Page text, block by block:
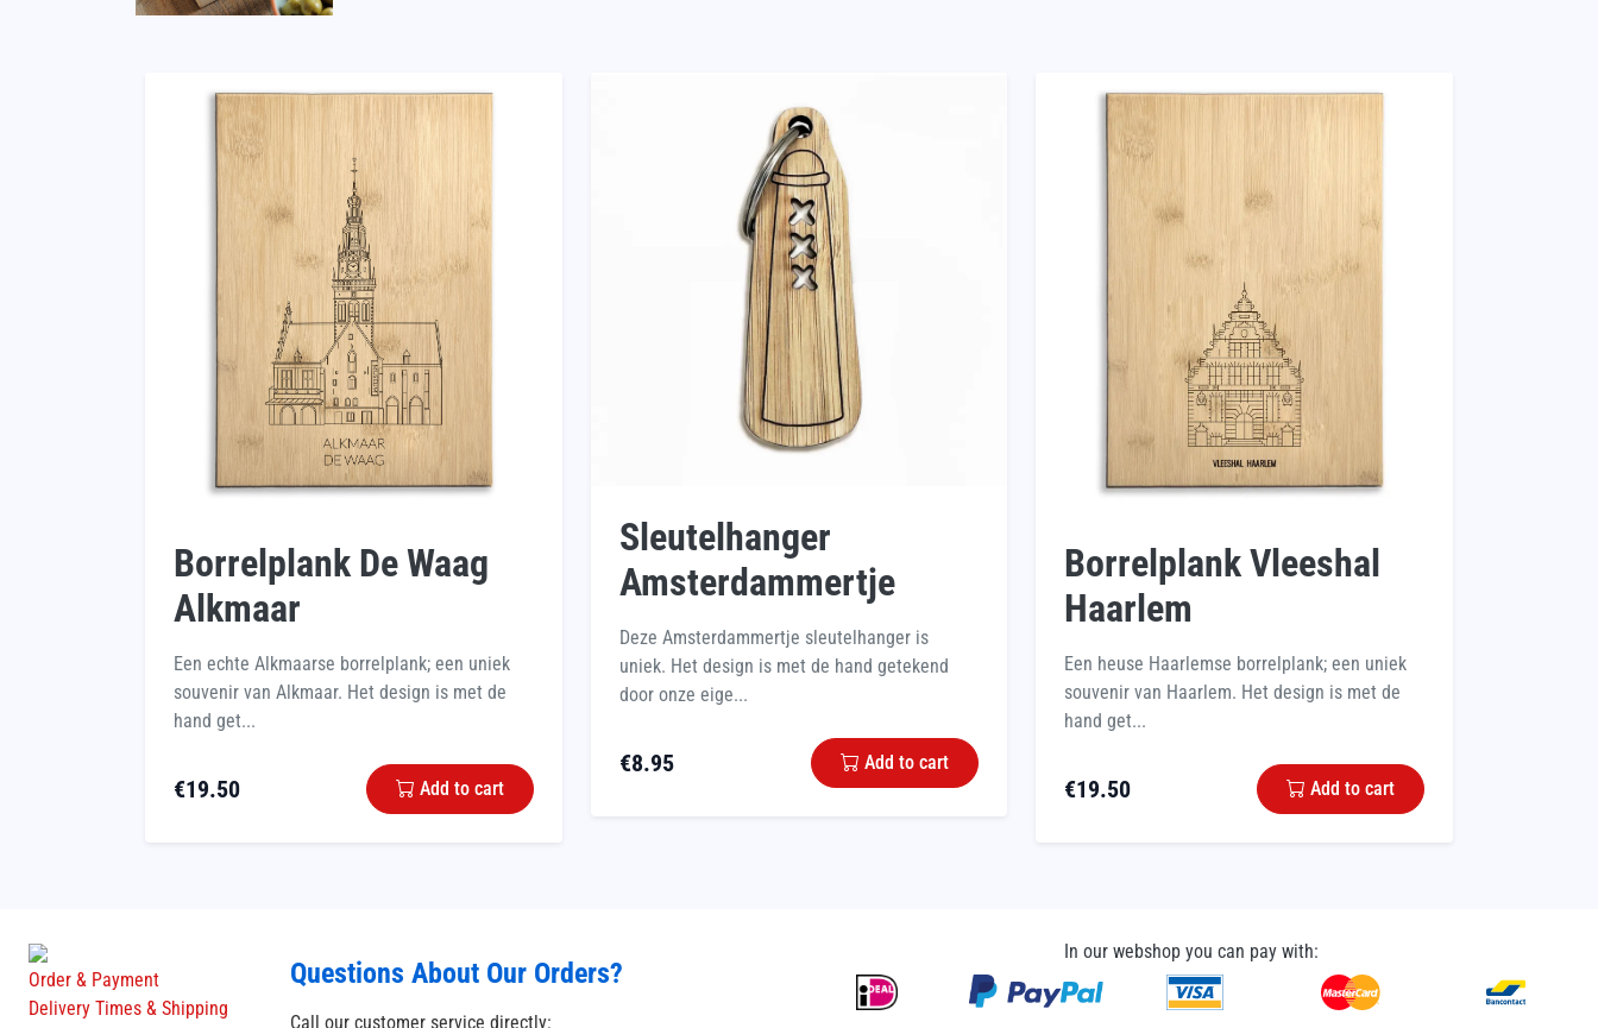
Borrelplank De Waag
Alkmaar
Een echte Alkmaarse borrelplank; een uniek
souvenir van Alkmaar. Het design is met de
hand get...
€19.50 Add to cart
Sleutelhanger
Amsterdammertje
Deze Amsterdammertje sleutelhanger is
uniek. Het design is met de hand getekend
door onze eige...
€8.95 Add to cart
Borrelplank Vleeshal
Haarlem
Een heuse Haarlemse borrelplank; een uniek
souvenir van Haarlem. Het design is met de
hand get...
€19.50 Add to cart
Order & Payment
Delivery Times & Shipping
Questions About Our Orders?
Call our customer service directly:
In our webshop you can pay with: